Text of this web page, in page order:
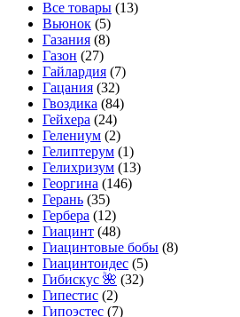
Все товары (13)
Вьюнок (5)
Газания (8)
Газон (27)
Гайлардия (7)
Гацания (32)
Гвоздика (84)
Гейхера (24)
Гелениум (2)
Гелиптерум (1)
Гелихризум (13)
Георгина (146)
Герань (35)
Гербера (12)
Гиацинт (48)
Гиацинтовые бобы (8)
Гиацинтоидес (5)
Гибискус 🌺 (32)
Гипестис (2)
Гипоэстес (7)